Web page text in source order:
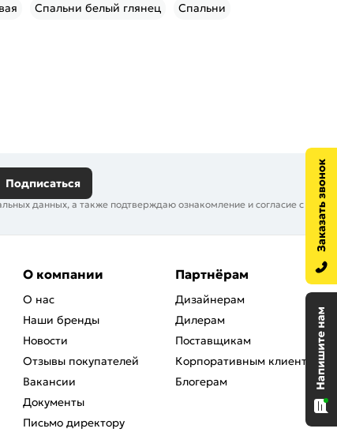
Спальни белый глянец Спальни
Подписаться
данных, а также подтверждаю ознакомление и согласие с
О компании
О нас
Наши бренды
Новости
Отзывы покупателей
Вакансии
Документы
Письмо директору
Партнёрам
Дизайнерам
Дилерам
Поставщикам
Корпоративным клиентам
Блогерам